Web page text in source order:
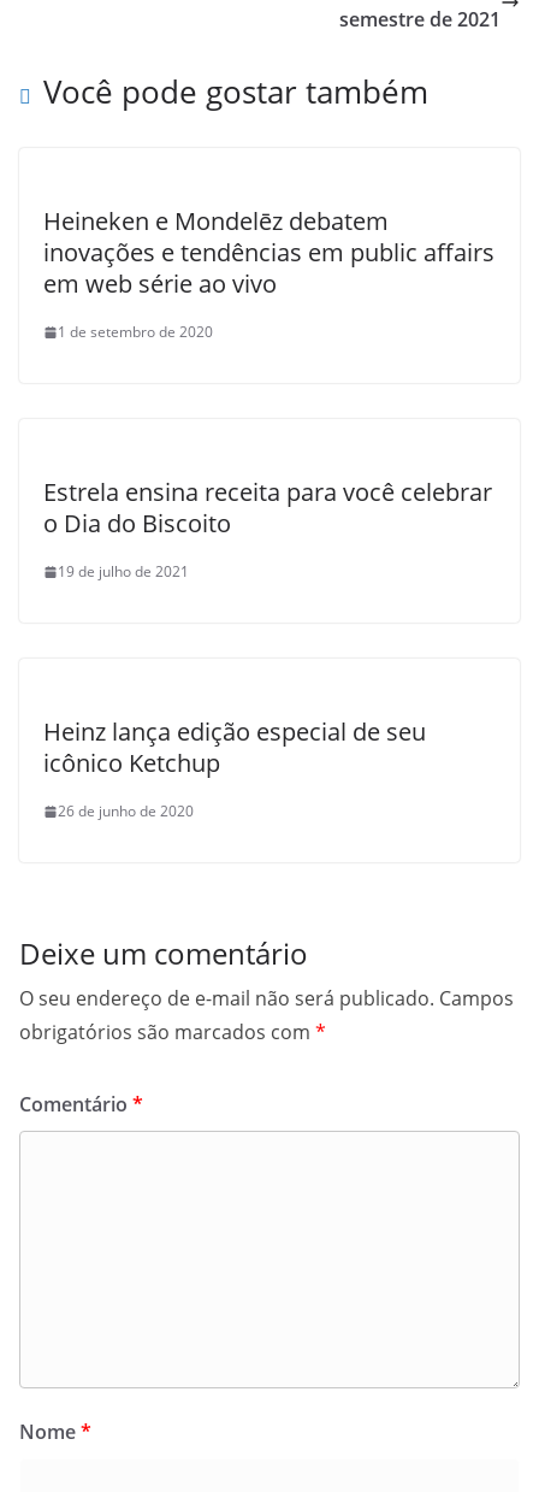
semestre de 2021
Você pode gostar também
Heineken e Mondelēz debatem
inovações e tendências em public affairs
em web série ao vivo
1 de setembro de 2020
Estrela ensina receita para você celebrar
o Dia do Biscoito
19 de julho de 2021
Heinz lança edição especial de seu
icônico Ketchup
26 de junho de 2020
Deixe um comentário
O seu endereço de e-mail não será publicado. Campos
obrigatórios são marcados com *
Comentário *
Nome*